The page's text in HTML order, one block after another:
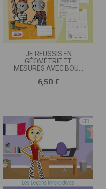
JE RÉUSSIS EN
GÉOMÉTRIE ET
MESURES AVEC BOUT
Prix
6,50 €